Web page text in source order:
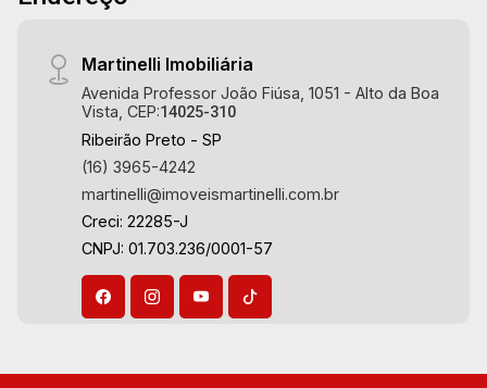
Martinelli Imobiliária
Avenida Professor João Fiúsa, 1051 - Alto da Boa
Vista, CEP:14025-310
Ribeirão Preto - SP
(16) 3965-4242
martinelli@imoveismartinelli.com.br
Creci: 22285-J
CNPJ: 01.703.236/0001-57